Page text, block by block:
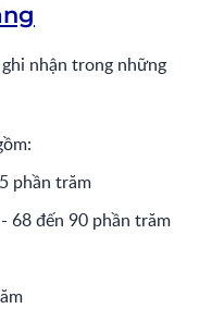
nhận trong những
phần trăm
68 đến 90 phần trăm